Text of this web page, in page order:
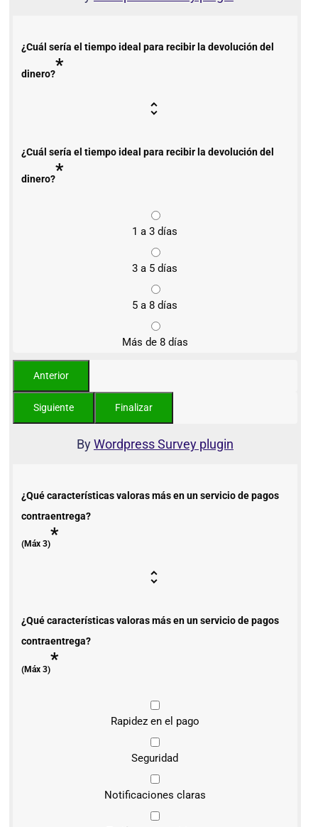
¿Cuál sería el tiempo ideal para recibir la devolución del
dinero?*
¿Cuál sería el tiempo ideal para recibir la devolución del
dinero?*
1 a 3 días
3 a 5 días
5 a 8 días
Más de 8 días
ByWordpress Survey plugin
¿Qué características valoras más en un servicio de pagos
contraentrega?
(Máx 3)*
¿Qué características valoras más en un servicio de pagos
contraentrega?
(Máx 3)*
Rapidez en el pago
Seguridad
Notificaciones claras